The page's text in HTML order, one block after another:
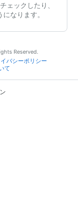
ェックしたり、
なります。
Reserved.
バシーポリシー
て